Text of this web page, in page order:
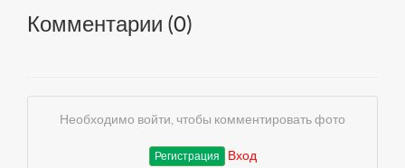
Комментарии (0)
Необходимо войти, чтобы комментировать фото
Регистрация Вход